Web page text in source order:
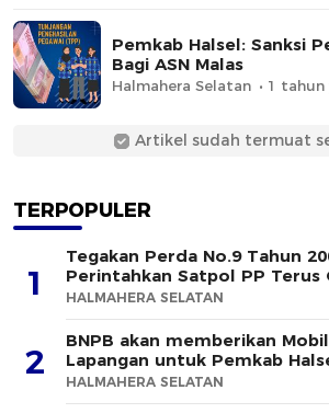
Pemkab Halsel: Sanksi
Bagi ASN Malas
Halmahera Selatan 1 tahun
Artikel sudah termuat
TERPOPULER
1
Tegakan Perda No.9 Tahun
Perintahkan Satpol PP Terus
HALMAHERA SELATAN
2
BNPB akan memberikan
Lapangan untuk Pemkab
HALMAHERA SELATAN